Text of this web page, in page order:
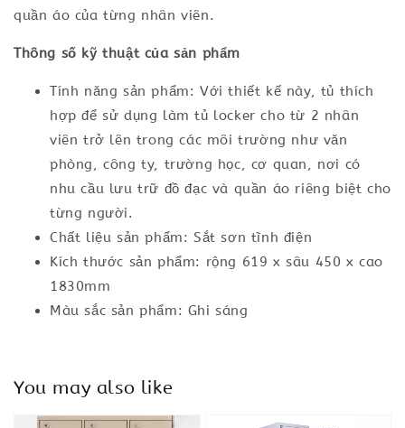
quần áo của từng nhân viên.
Thông số kỹ thuật của sản phẩm
Tính năng sản phẩm: Với thiết kế này, tủ thích
hợp để sử dụng làm tủ locker cho từ 2 nhân
viên trở lên trong các môi trường như văn
phòng, công ty, trường học, cơ quan, nơi có
nhu cầu lưu trữ đồ đạc và quần áo riêng biệt cho
từng người.
Chất liệu sản phẩm: Sắt sơn tĩnh điện
Kích thước sản phẩm: rộng 619 x sâu 450 x cao
1830mm
Màu sắc sản phẩm: Ghi sáng
You may also like